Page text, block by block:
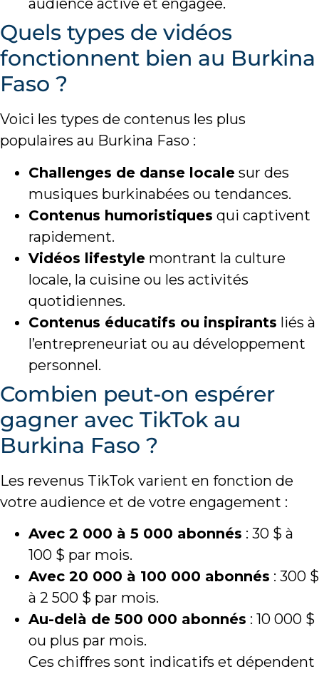
audience active et engagée.
Quels types de vidéos
fonctionnent bien au Burkina
Faso ?
Voici les types de contenus les plus
populaires au Burkina Faso :
Challenges de danse locale sur des
musiques burkinabées ou tendances.
Contenus humoristiques qui captivent
rapidement.
Vidéos lifestyle montrant la culture
locale, la cuisine ou les activités
quotidiennes.
Contenus éducatifs ou inspirants liés à
l’entrepreneuriat ou au développement
personnel.
Combien peut-on espérer
gagner avec TikTok au
Burkina Faso ?
Les revenus TikTok varient en fonction de
votre audience et de votre engagement :
Avec 2 000 à 5 000 abonnés : 30 $ à
100 $ par mois.
Avec 20 000 à 100 000 abonnés : 300 $
à 2 500 $ par mois.
Au-delà de 500 000 abonnés : 10 000 $
ou plus par mois.
Ces chiffres sont indicatifs et dépendent